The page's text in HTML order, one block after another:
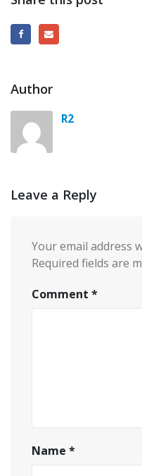
Author
R2
Leave a Reply
Your email address
Required fields are
Comment *
Name *